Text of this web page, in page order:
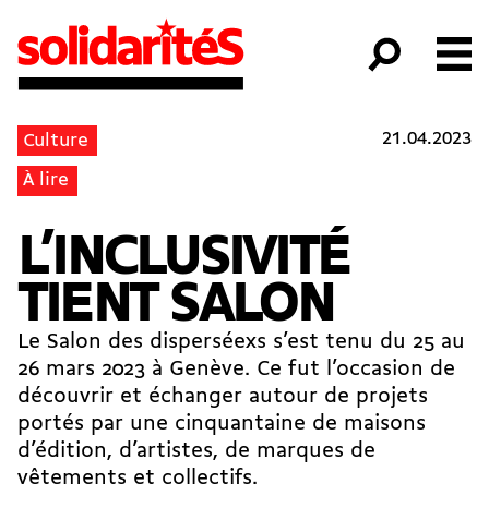
Culture
À lire
21.04.2023
L’INCLUSIVITÉ
TIENT SALON
Le Salon des disperséexs s’est tenu du 25 au
26 mars 2023 à Genève. Ce fut l’occasion de
découvrir et échanger autour de projets
portés par une cinquantaine de maisons
d’édition, d’artistes, de marques de
vêtements et collectifs.